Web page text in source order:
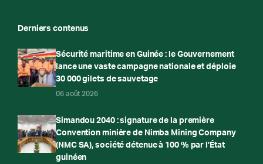
Derniers contenus
Sécurité maritime en Guinée : le Gouvernement
lance une vaste campagne nationale et déploie
30 000 gilets de sauvetage
06 août 2026
Simandou 2040 : signature de la première
Convention minière de Nimba Mining Company
(NMC SA), société détenue à 100 % par l’État
guinéen